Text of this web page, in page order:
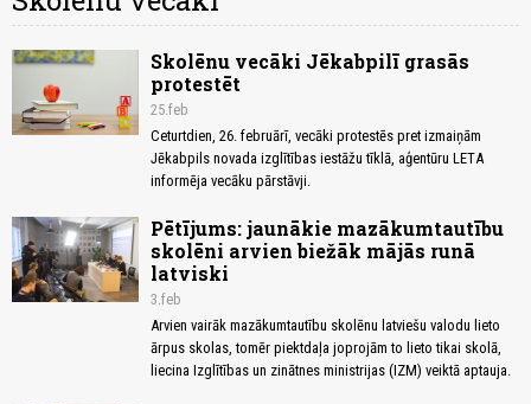
Skolēnu vecāki Jēkabpilī grasās
protestēt
25.feb
Ceturtdien, 26. februārī, vecāki protestēs pret izmaiņām
Jēkabpils novada izglītības iestāžu tīklā, aģentūru LETA
informēja vecāku pārstāvji.
Pētījums: jaunākie mazākumtautību
skolēni arvien biežāk mājās runā
latviski
3.feb
Arvien vairāk mazākumtautību skolēnu latviešu valodu lieto
ārpus skolas, tomēr piektdaļa joprojām to lieto tikai skolā,
liecina Izglītības un zinātnes ministrijas (IZM) veiktā aptauja.